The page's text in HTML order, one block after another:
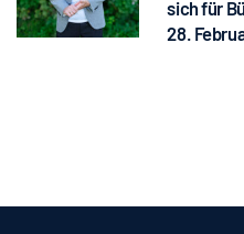
sich für
28.